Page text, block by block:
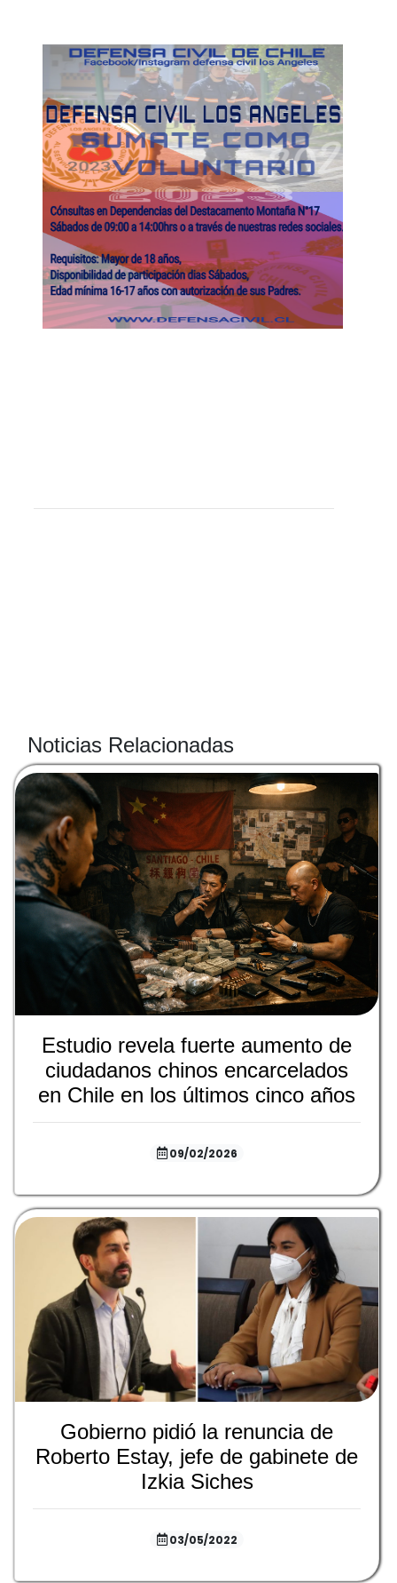
Noticias Relacionadas
Estudio revela fuerte aumento de
ciudadanos chinos encarcelados
en Chile en los últimos cinco años
09/02/2026
Gobierno pidió la renuncia de
Roberto Estay, jefe de gabinete de
Izkia Siches
03/05/2022